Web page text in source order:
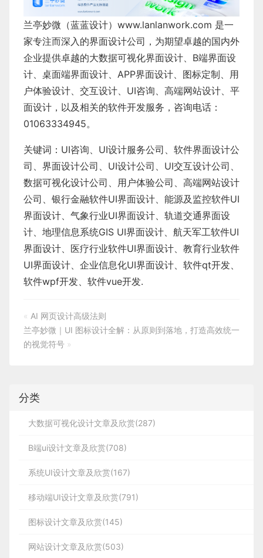
兰亭妙微（蓝蓝设计） www.lanlanwork.com 是一
家专注而深入的界面设计公司，为期望卓越的国内外
企业提供卓越的大数据可视化界面设计、 B端界面设
计、 桌面端界面设计、 APP界面设计、 图标定制、 用
户体验设计、 交互设计、 UI咨询、 高端网站设计、 平
面设计 ，以及相关的软件开发服务，咨询电话：
01063334945。
关键词： UI咨询、 UI设计服务公司 、 软件界面设计公
司、界面设计公司、 UI设计公司 、 UI交互设计公司 、
数据可视化设计公司 、 用户体验公司 、 高端网站设计
公司 、 银行金融软件UI界面设计、 能源及监控软件UI
界面设计、 气象行业UI界面设计、 轨道交通界面设
计、 地理信息系统GIS UI界面设计、 航天军工软件UI
界面设计、 医疗行业软件UI界面设计、 教育行业软件
UI界面设计、 企业信息化UI界面设计、 软件qt开发、
软件wpf开发、 软件vue开发.
« AI 网页设计高级法则
兰亭妙微｜UI 图标设计全解：从原则到落地，打造高效统一
的视觉符号 »
分类
大数据可视化设计文章及欣赏(287)
B端ui设计文章及欣赏(708)
系统UI设计文章及欣赏(167)
移动端UI设计文章及欣赏(791)
图标设计文章及欣赏(145)
网站设计文章及欣赏(503)